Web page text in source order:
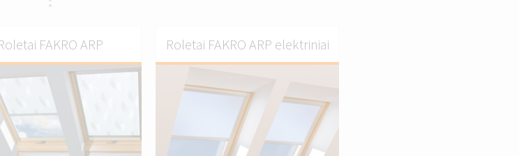
FAKRO ARP Roletai FAKRO ARP elektriniai